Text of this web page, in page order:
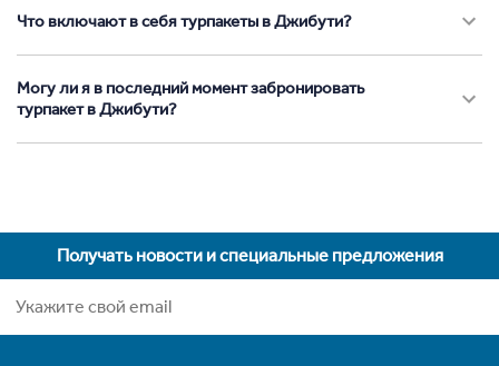
Что включают в себя турпакеты в Джибути?
Могу ли я в последний момент забронировать
турпакет в Джибути?
Получать новости и специальные предложения